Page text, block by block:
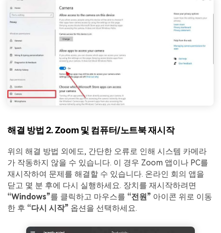
해결 방법 2. Zoom 및 컴퓨터/노트북 재시작
위의 해결 방법 외에도, 간단한 오류로 인해 시스템 카메라
가 작동하지 않을 수 있습니다. 이 경우 Zoom 앱이나 PC를
재시작하여 문제를 해결할 수 있습니다. 온라인 회의 앱을
닫고 몇 분 후에 다시 실행하세요. 장치를 재시작하려면
“Windows”를 클릭하고 마우스를 “전원” 아이콘 위로 이동
한 후 “다시 시작” 옵션을 선택하세요.